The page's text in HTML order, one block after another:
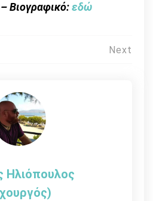
Βιογραφικό:εδώ
Next
Ηλιόπουλος